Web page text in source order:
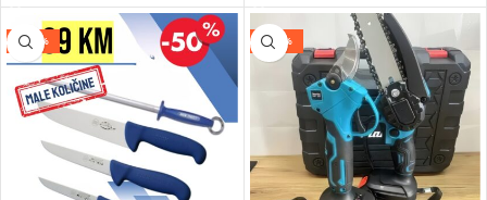
-43% -34%